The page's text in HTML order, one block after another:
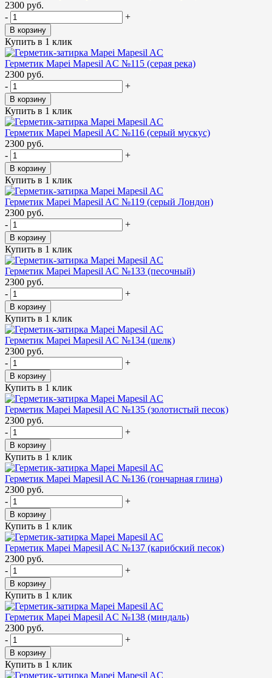
2300 руб.
-
+
В корзину
Купить в 1 клик
Герметик Mapei Mapesil AC №115 (серая река)
2300 руб.
-
+
В корзину
Купить в 1 клик
Герметик Mapei Mapesil AC №116 (серый мускус)
2300 руб.
-
+
В корзину
Купить в 1 клик
Герметик Mapei Mapesil AC №119 (серый Лондон)
2300 руб.
-
+
В корзину
Купить в 1 клик
Герметик Mapei Mapesil AC №133 (песочный)
2300 руб.
-
+
В корзину
Купить в 1 клик
Герметик Mapei Mapesil AC №134 (шелк)
2300 руб.
-
+
В корзину
Купить в 1 клик
Герметик Mapei Mapesil AC №135 (золотистый песок)
2300 руб.
-
+
В корзину
Купить в 1 клик
Герметик Mapei Mapesil AC №136 (гончарная глина)
2300 руб.
-
+
В корзину
Купить в 1 клик
Герметик Mapei Mapesil AC №137 (карибский песок)
2300 руб.
-
+
В корзину
Купить в 1 клик
Герметик Mapei Mapesil AC №138 (миндаль)
2300 руб.
-
+
В корзину
Купить в 1 клик